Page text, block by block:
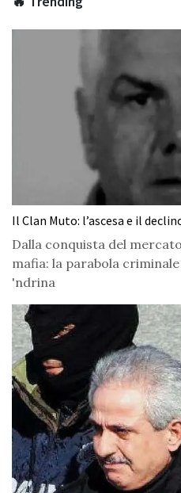
Il Clan Muto: l’ascesa e il
Dalla conquista del
mafia: la parabola
'ndrina